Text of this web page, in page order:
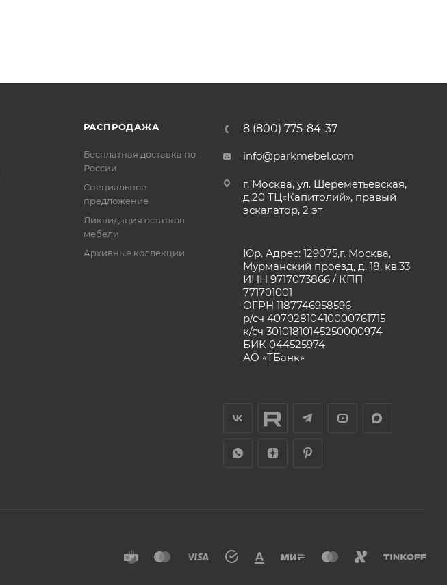
РАСПРОДАЖА
Бесплатная доставка по
России
Специальное
предложение
Ликвидация остатков
мебели
Архивные коллекции
8 (800) 775-84-37
info@parkmebel.com
г. Москва, ул. Шереметьевская,
д.20 ТЦ«Капитолий», правый
эскалатор, 2 эт
Юр. Адрес: 129075,г. Москва,
Мурманский проезд, д. 18, кв.33
ИНН 9717073866 / КПП
771701001
ОГРН 1187746958596
р/сч 40702810410000761715
к/сч 30101810145250000974
БИК 044525974
АО «ТБанк»